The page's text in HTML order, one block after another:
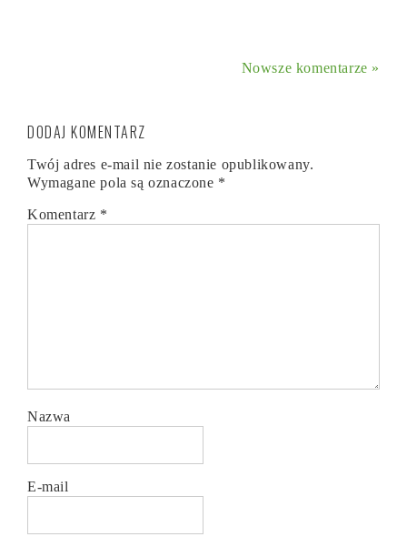
Nowsze komentarze »
DODAJ KOMENTARZ
Twój adres e-mail nie zostanie opublikowany.
Wymagane pola są oznaczone *
Komentarz *
Nazwa
E-mail